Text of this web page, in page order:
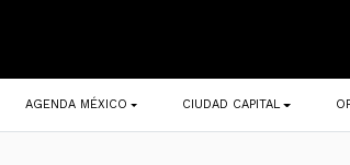
Navegación
principal
AGENDA MÉXICO CIUDAD CAPITAL